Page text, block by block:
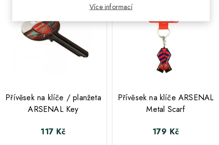
Přívěsek na klíče / planžeta
ARSENAL Key
Cena
117 Kč
Přívěsek na klíče ARSENAL
Metal Scarf
Cena
179 Kč
Více informací